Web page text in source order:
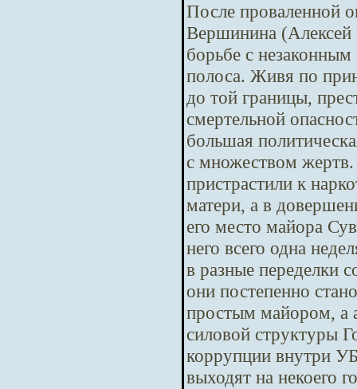
После проваленной
Вершинина (Алексей
борьбе с
полоса. Живя по
до той границы,
смертельной
большая
с множеством
пристрастили к
матери, а в
его место майора
него всего одна
в разные переделки
они постепенно
простым майором, а
силовой структуры
коррупции внутри
выходят на некоего